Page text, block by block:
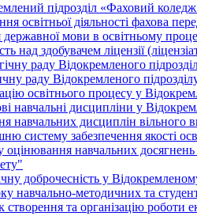
підрозділ «Фаховий коледж
освітньої діяльності фахова
державної мови в освітньому
над здобувачем ліцензії
раду Відокремленого
раду Відокремленого
освітнього процесу у
навчальні дисципліни у
навчальних дисциплін вільного
систему забезпечення якості
навчальних досягнень
доброчесність у
навчально-методичних та
та організацію роботи